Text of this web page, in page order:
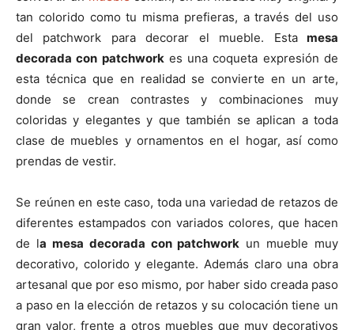
tan colorido como tu misma prefieras, a través del uso
del patchwork para decorar el mueble. Estamesa
decorada con patchworkes una coqueta expresión de
esta técnica que en realidad se convierte en un arte,
donde se crean contrastes y combinaciones muy
coloridas y elegantes y que también se aplican a toda
clase de muebles y ornamentos en el hogar, así como
prendas de vestir.
Se reúnen en este caso, toda una variedad de retazos de
diferentes estampados con variados colores, que hacen
de la mesa decorada con patchwork un mueble muy
decorativo, colorido y elegante. Además claro una obra
artesanal que por eso mismo, por haber sido creada paso
a paso en la elección de retazos y su colocación tiene un
gran valor, frente a otros muebles que muy decorativos